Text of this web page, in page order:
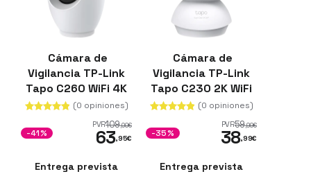
Cámara de
Vigilancia TP-Link
Tapo C260 WiFi 4K
Visión Nocturna
(0 opiniones)
PVR109,00€
63,95€
-41%
Entrega prevista
Cámara de
Vigilancia TP-Link
Tapo C230 2K WiFi
3K Visión Nocturna
12m PTZ 340°
(0 opiniones)
PVR59,99€
38,99€
-35%
Entrega prevista